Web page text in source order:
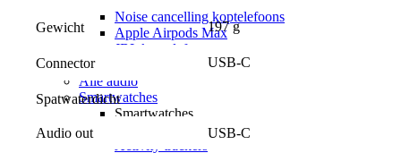
Noise cancelling koptelefoons
Apple Airpods Max
JBL koptelefoons
Alle koptelefoons
Alle audio
Smartwatches
Smartwatches
Gewicht 197 g
Connector USB-C
Spatwaterdicht
Audio out USB-C